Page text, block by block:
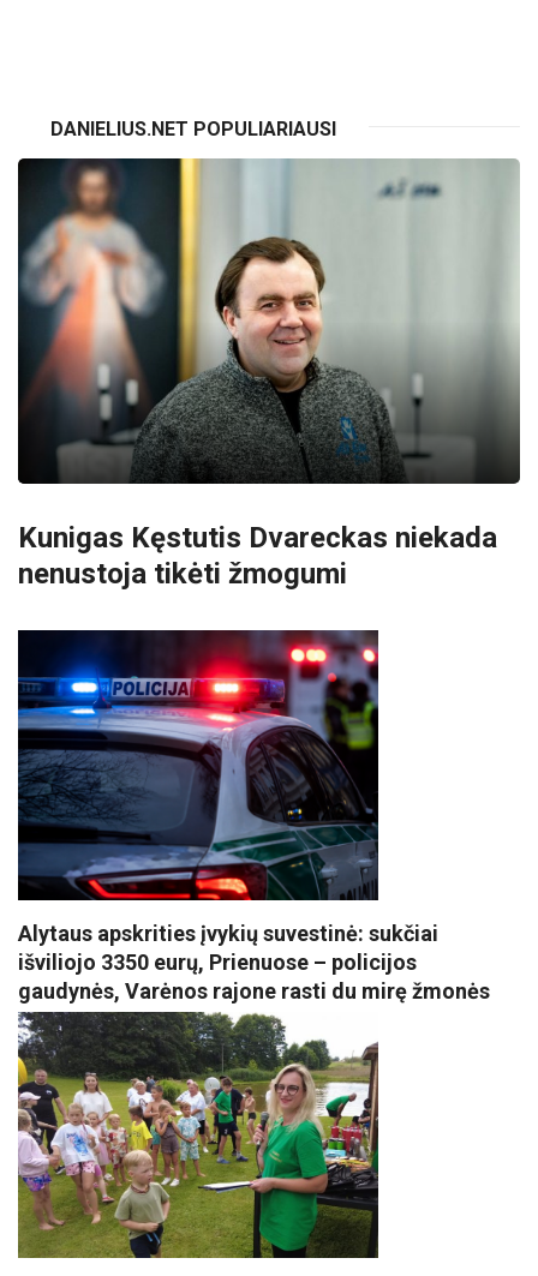
DANIELIUS.NET POPULIARIAUSI
Kunigas Kęstutis Dvareckas niekada
nenustoja tikėti žmogumi
Alytaus apskrities įvykių suvestinė: sukčiai
išviliojo 3350 eurų, Prienuose – policijos
gaudynės, Varėnos rajone rasti du mirę žmonės